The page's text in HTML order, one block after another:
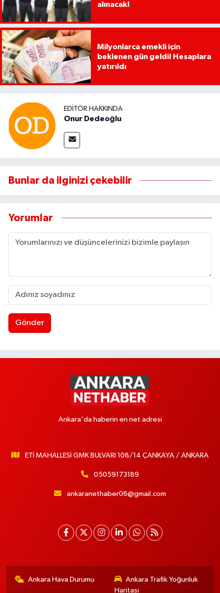
alınacak!
Milyonlarca emekli için
beklenen gün geldi! Hesaplara
yatırıldı
EDITÖR HAKKINDA
Onur Dedeoğlu
Bunlar da ilginizi çekebilir
Yorumlar
Gönder
Ankara'da haberin en net adresi
ETİ MAHALLESİ GMK BULVARI 108/14 ÇANKAYA / ANKARA
05059173189
ankaranethaber06@gmail.com
Ankara Hava Durumu
Ankara Trafik Yoğunluk
Haritası